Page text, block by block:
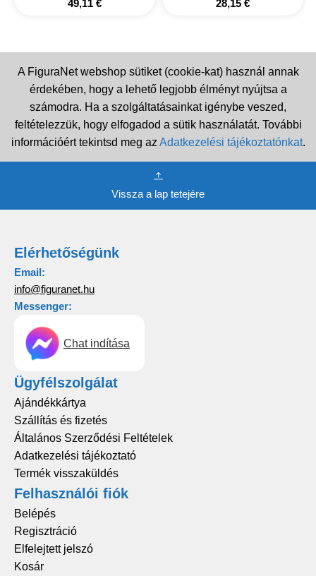
49,11 € 28,15 €
A FiguraNet webshop sütiket (cookie-kat) használ annak
érdekében, hogy a lehető legjobb élményt nyújtsa a
számodra. Ha a szolgáltatásainkat igénybe veszed,
feltételezzük, hogy elfogadod a sütik használatát. További
információért tekintsd meg az Adatkezelési tájékoztatónkat.
Vissza a lap tetejére
Elérhetőségünk
Email:
info@figuranet.hu
Messenger:
Chat indítása
Ügyfélszolgálat
Ajándékkártya
Szállítás és fizetés
Általános Szerződési Feltételek
Adatkezelési tájékoztató
Termék visszaküldés
Felhasználói fiók
Belépés
Regisztráció
Elfelejtett jelszó
Kosár